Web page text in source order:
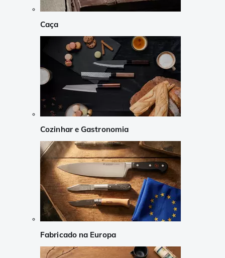
Caça
Cozinhar e Gastronomia
Fabricado na Europa